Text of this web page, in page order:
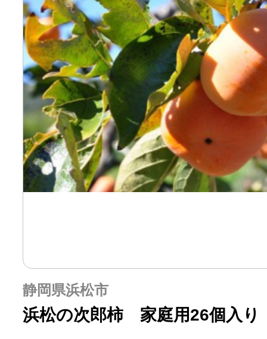
静岡県浜松市
浜松の次郎柿 家庭用26個入り